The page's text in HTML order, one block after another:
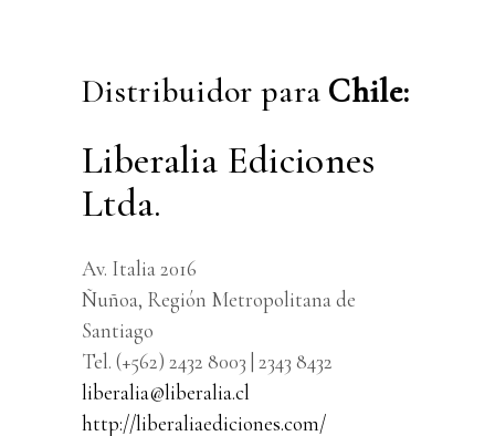
Distribuidor para Chile:
Liberalia Ediciones
Ltda.
Av. Italia 2016
Ñuñoa, Región Metropolitana de
Santiago
Tel. (+562) 2432 8003 | 2343 8432
liberalia@liberalia.cl
http://liberaliaediciones.com/